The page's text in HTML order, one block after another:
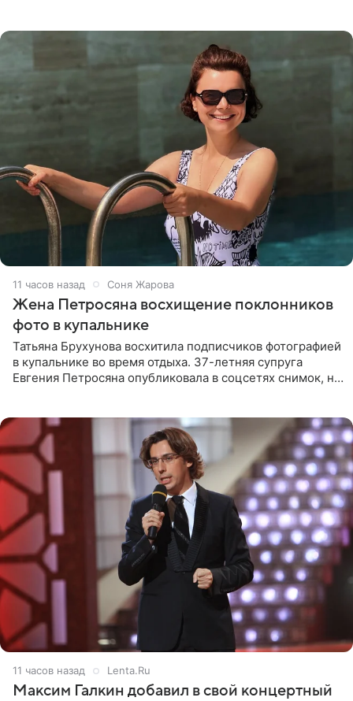
11 часов назад Соня Жарова
Жена Петросяна восхищение поклонников
фото в купальнике
Татьяна Брухунова восхитила подписчиков фотографией
в купальнике во время отдыха. 37-летняя супруга
Евгения Петросяна опубликовала в соцсетях снимок, на
11 часов назад Lenta.Ru
Максим Галкин добавил в свой концертный